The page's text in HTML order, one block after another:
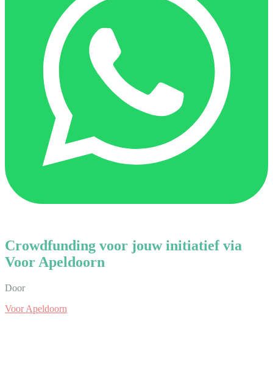
Crowdfunding voor jouw initiatief via
Voor Apeldoorn
Door
Voor Apeldoorn